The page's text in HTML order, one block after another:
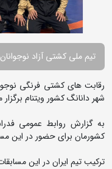
تیم ملی کشتی آزاد
شهر دانانگ کشور ویتنام
به گزارش روابط عمومی
کشورمان برای حضور در این
ترکیب تیم ایران در این